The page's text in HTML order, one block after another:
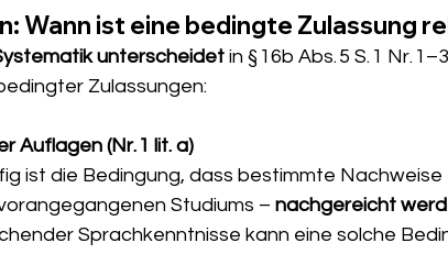
Wann ist eine bedingte Zulassung
unterscheidet in § 16b Abs. 5 S. 1 Nr.
Zulassungen:
Auflagen (Nr. 1 lit. a)
ist die Bedingung, dass bestimmte
Studiums – nachgereicht
Sprachkenntnisse kann eine solche